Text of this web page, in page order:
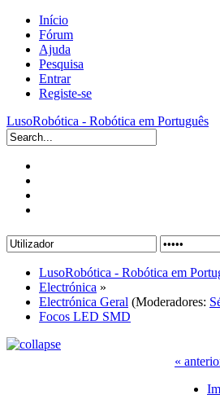
Início
Fórum
Ajuda
Pesquisa
Entrar
Registe-se
LusoRobótica - Robótica em Português
LusoRobótica - Robótica em
Electrónica »
Electrónica Geral (Moderadores:
Focos LED SMD
«